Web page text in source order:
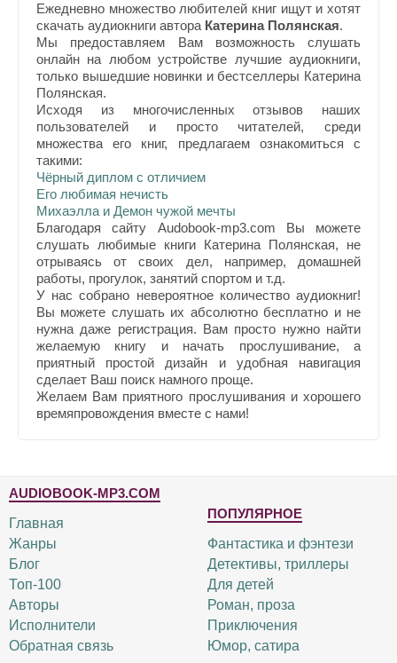
Ежедневно множество любителей книг ищут и хотят
скачать аудиокниги автора Катерина Полянская.
Мы предоставляем Вам возможность слушать
онлайн на любом устройстве лучшие аудиокниги,
только вышедшие новинки и бестселлеры Катерина
Полянская.
Исходя из многочисленных отзывов наших
пользователей и просто читателей, среди
множества его книг, предлагаем ознакомиться с
такими:
Чёрный диплом с отличием
Его любимая нечисть
Михаэлла и Демон чужой мечты
Благодаря сайту Audobook-mp3.com Вы можете
слушать любимые книги Катерина Полянская, не
отрываясь от своих дел, например, домашней
работы, прогулок, занятий спортом и т.д.
У нас собрано невероятное количество аудиокниг!
Вы можете слушать их абсолютно бесплатно и не
нужна даже регистрация. Вам просто нужно найти
желаемую книгу и начать прослушивание, а
приятный простой дизайн и удобная навигация
сделает Ваш поиск намного проще.
Желаем Вам приятного прослушивания и хорошего
времяпровождения вместе с нами!
AUDIOBOOK-MP3.COM
Главная
Жанры
Блог
Топ-100
Авторы
Исполнители
Обратная связь
ПОПУЛЯРНОЕ
Фантастика и фэнтези
Детективы, триллеры
Для детей
Роман, проза
Приключения
Юмор, сатира